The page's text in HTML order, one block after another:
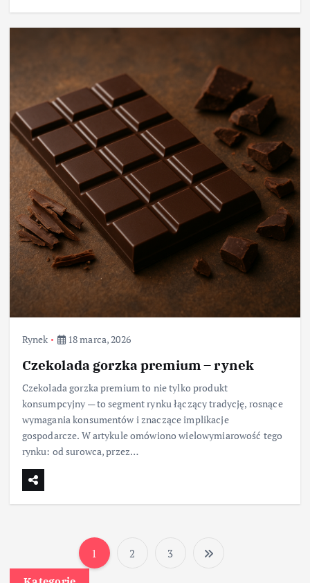
Rynek 18 marca, 2026
Czekolada gorzka premium – rynek
Czekolada gorzka premium to nie tylko produkt
konsumpcyjny — to segment rynku łączący tradycję, rosnące
wymagania konsumentów i znaczące implikacje
gospodarcze. W artykule omówiono wielowymiarowość tego
rynku: od surowca, przez…
1 2 3